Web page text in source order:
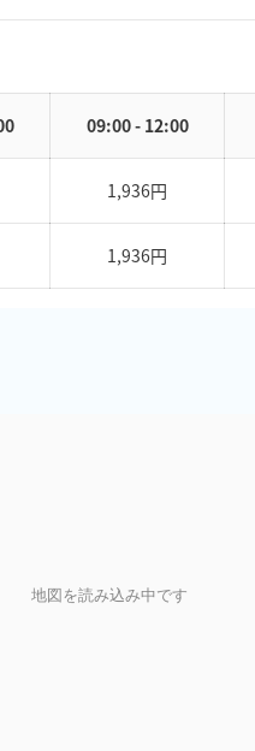
09:00 - 12:00
1,936円
1,936円
地図を読み込み中です